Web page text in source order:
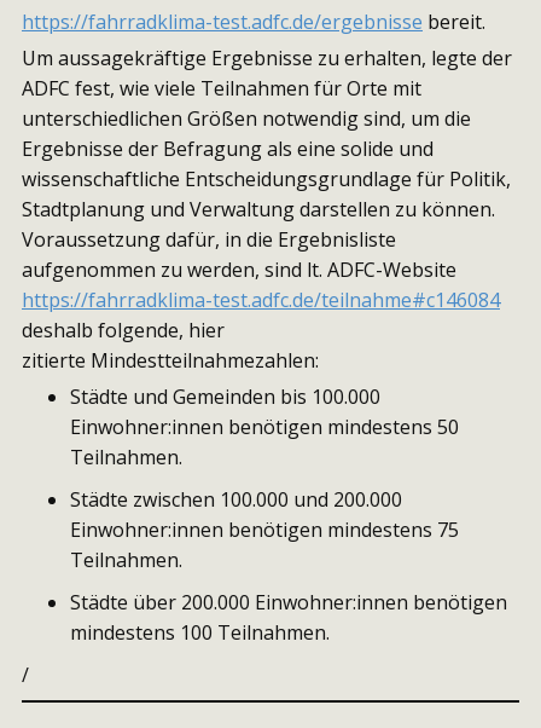
https://fahrradklima-test.adfc.de/ergebnisse bereit.
Um aussagekräftige Ergebnisse zu erhalten, legte der
ADFC fest, wie viele Teilnahmen für Orte mit
unterschiedlichen Größen notwendig sind, um die
Ergebnisse der Befragung als eine solide und
wissenschaftliche Entscheidungsgrundlage für Politik,
Stadtplanung und Verwaltung darstellen zu können.
Voraussetzung dafür, in die Ergebnisliste
aufgenommen zu werden, sind lt. ADFC-Website
https://fahrradklima-test.adfc.de/teilnahme#c146084
deshalb folgende, hier
zitierte Mindestteilnahmezahlen:
Städte und Gemeinden bis 100.000
Einwohner:innen benötigen mindestens 50
Teilnahmen.
Städte zwischen 100.000 und 200.000
Einwohner:innen benötigen mindestens 75
Teilnahmen.
Städte über 200.000 Einwohner:innen benötigen
mindestens 100 Teilnahmen.
/